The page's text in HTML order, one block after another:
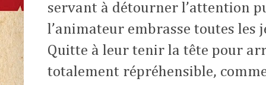
servant à détourner l’attention
l’animateur embrasse toutes les
Quitte à leur tenir la tête pour
totalement répréhensible,